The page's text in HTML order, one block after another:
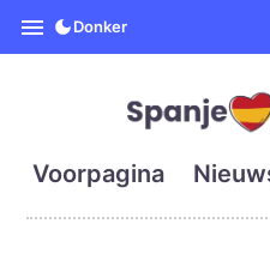
Donker
Voorpagina